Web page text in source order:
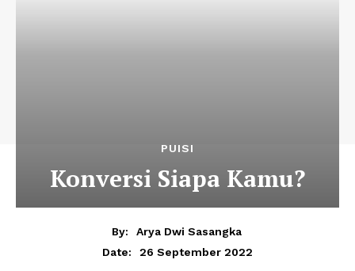
PUISI
Konversi Siapa Kamu?
By:
Arya Dwi Sasangka
Date:
26 September 2022